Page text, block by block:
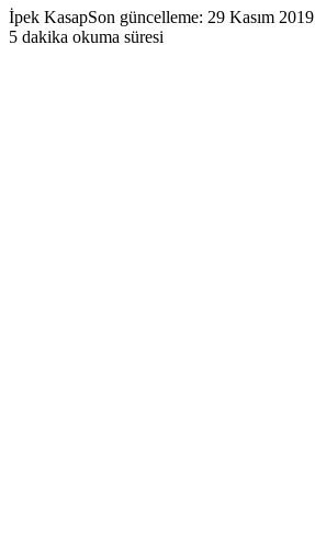
İpek KasapSon güncelleme: 29 Kasım 2019
5 dakika okuma süresi